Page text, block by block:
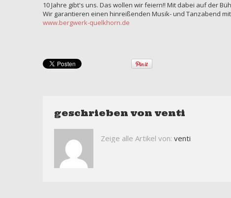
10 Jahre gibt's uns. Das wollen wir feiern!! Mit dabei auf der
Wir garantieren einen hinreißenden Musik- und Tanzabend
www.bergwerk-quelkhorn.de
geschrieben von venti
Zeige alle Artikel von: venti